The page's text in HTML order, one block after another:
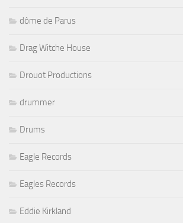
dôme de Parus
Drag Witche House
Drouot Productions
drummer
Drums
Eagle Records
Eagles Records
Eddie Kirkland